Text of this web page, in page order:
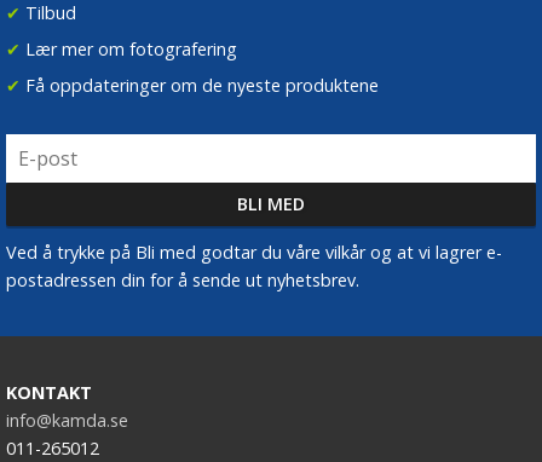
✔ Tilbud
✔ Lær mer om fotografering
✔ Få oppdateringer om de nyeste produktene
Ved å trykke på Bli med godtar du våre vilkår og at vi lagrer e-
postadressen din for å sende ut nyhetsbrev.
KONTAKT
info@kamda.se
011-265012